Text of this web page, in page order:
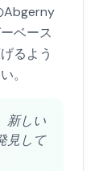
Abgerny
ベース
るよう
。
新しい
見して